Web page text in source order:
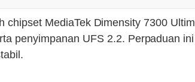
MediaTek Dimensity 7300
penyimpanan UFS 2.2. Perpaduan